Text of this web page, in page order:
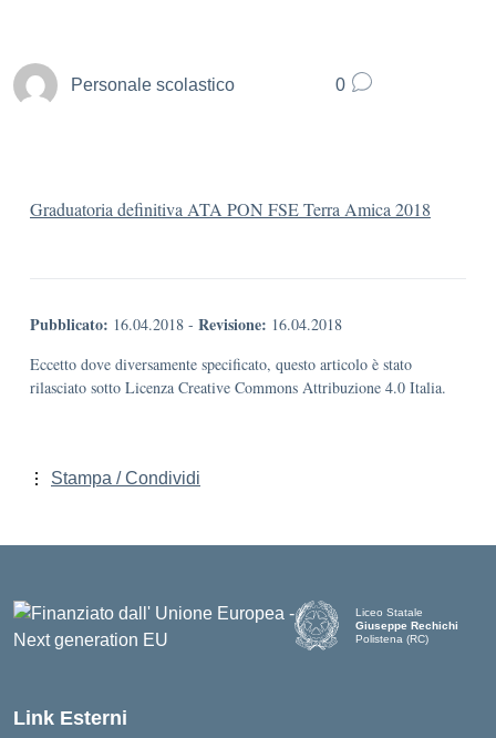
Personale scolastico 0
Graduatoria definitiva ATA PON FSE Terra Amica 2018
Pubblicato: 16.04.2018 - Revisione: 16.04.2018
Eccetto dove diversamente specificato, questo articolo è stato
rilasciato sotto Licenza Creative Commons Attribuzione 4.0 Italia.
Stampa / Condividi
Liceo Statale
Giuseppe Rechichi
Polistena (RC)
Link Esterni